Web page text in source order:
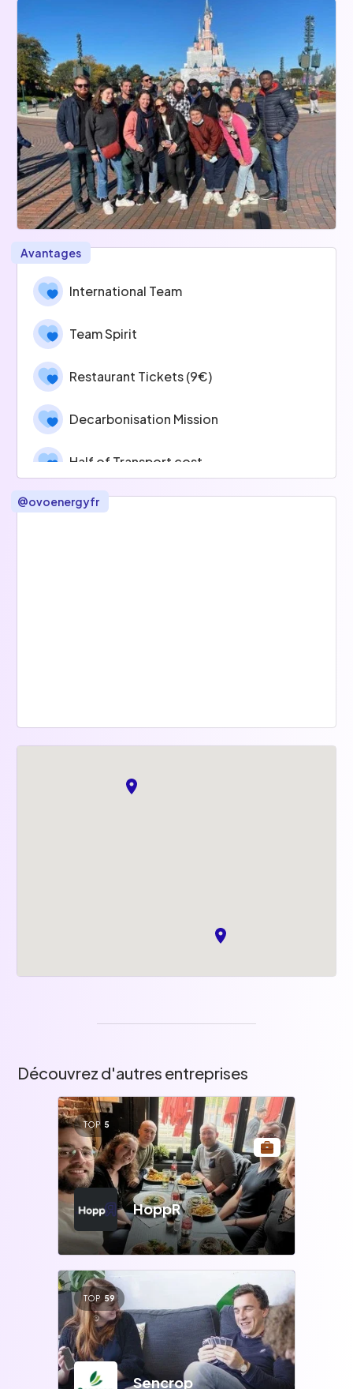
Avantages
International Team
Team Spirit
Restaurant Tickets (9€)
Decarbonisation Mission
Half of Transport cost
Half of Mutuelle (Alan)
@ovoenergyfr
Découvrez d'autres entreprises
TOP 5
HoppR
TOP 59
Sencrop